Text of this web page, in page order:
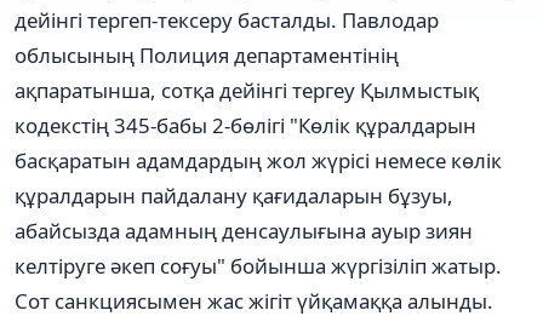
дейінгі тергеп-тексеру басталды. Павлодар
облысының Полиция департаментінің
ақпаратынша, сотқа дейінгі тергеу Қылмыстық
кодекстің 345-бабы 2-бөлігі "Көлік құралдарын
басқаратын адамдардың жол жүрісі немесе көлік
құралдарын пайдалану қағидаларын бұзуы,
абайсызда адамның денсаулығына ауыр зиян
келтіруге әкеп соғуы" бойынша жүргізіліп жатыр.
Сот санкциясымен жас жігіт үйқамаққа алынды.